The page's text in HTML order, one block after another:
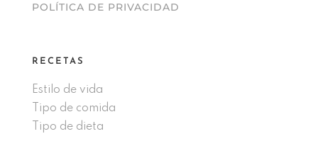
POLÍTICA DE PRIVACIDAD
RECETAS
Estilo de vida
Tipo de comida
Tipo de dieta